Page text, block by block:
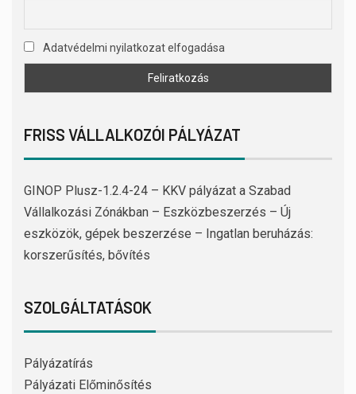
Adatvédelmi nyilatkozat elfogadása
FRISS VÁLLALKOZÓI PÁLYÁZAT
GINOP Plusz-1.2.4-24 – KKV pályázat a Szabad
Vállalkozási Zónákban – Eszközbeszerzés – Új
eszközök, gépek beszerzése – Ingatlan beruházás:
korszerűsítés, bővítés
SZOLGÁLTATÁSOK
Pályázatírás
Pályázati Előminősítés